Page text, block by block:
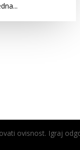
ovisnost. Igraj